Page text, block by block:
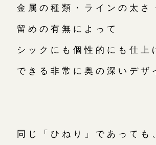
金属の種類・ラインの太さ
留めの有無によって
シックにも個性的にも仕上
できる非常に奥の深いデザ
同じ「ひねり」であっても
目黒本店
表参道店 来店